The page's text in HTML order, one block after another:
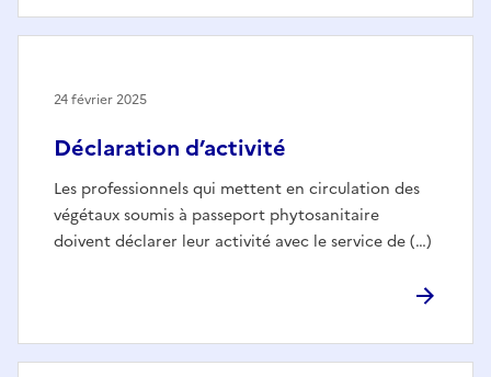
Déclaration d’activité
Les professionnels qui mettent en circulation des
végétaux soumis à passeport phytosanitaire
doivent déclarer leur activité avec le service de (…)
24 février 2025